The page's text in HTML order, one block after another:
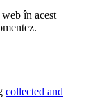
în acest
collected and